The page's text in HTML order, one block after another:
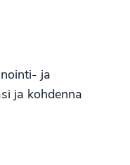
ja
ja kohdenna